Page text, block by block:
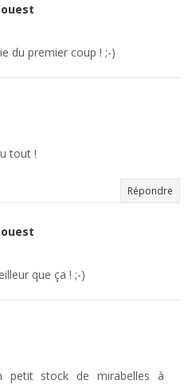
du premier coup ! ;-)
tout !
Répondre
que ça ! ;-)
petit stock de mirabelles à